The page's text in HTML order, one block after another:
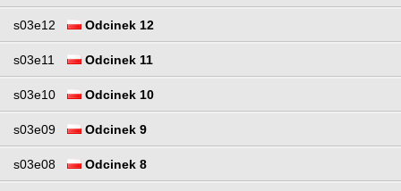
s03e12 Odcinek 12
s03e11 Odcinek 11
s03e10 Odcinek 10
s03e09 Odcinek 9
s03e08 Odcinek 8